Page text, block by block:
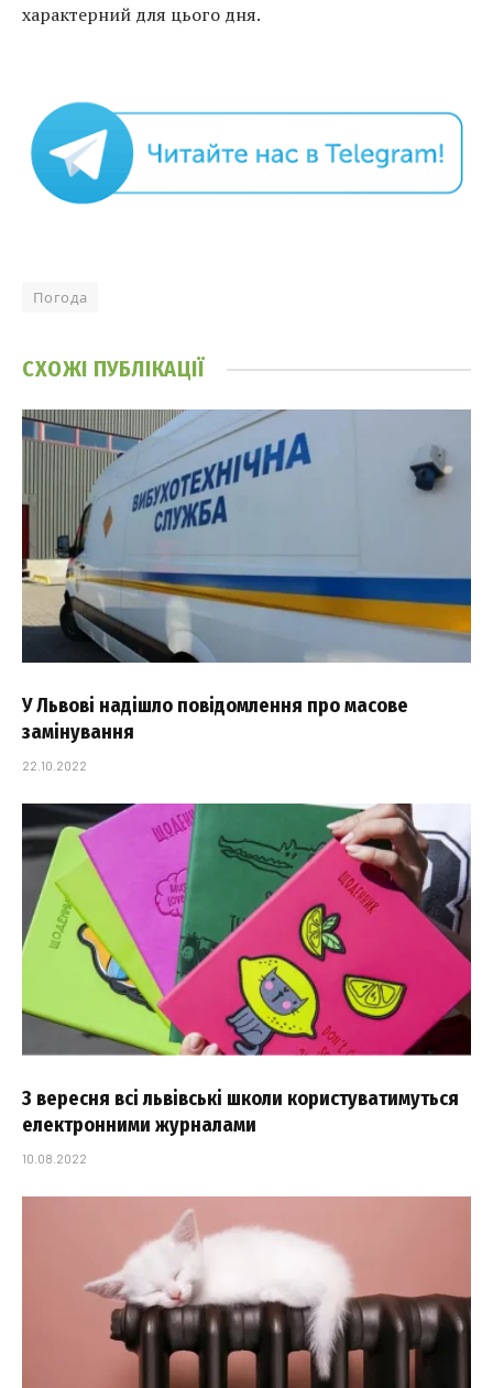
характерний для цього дня.
Погода
СХОЖІ ПУБЛІКАЦІЇ
У Львові надішло повідомлення про масове
замінування
22.10.2022
З вересня всі львівські школи користуватимуться
електронними журналами
10.08.2022